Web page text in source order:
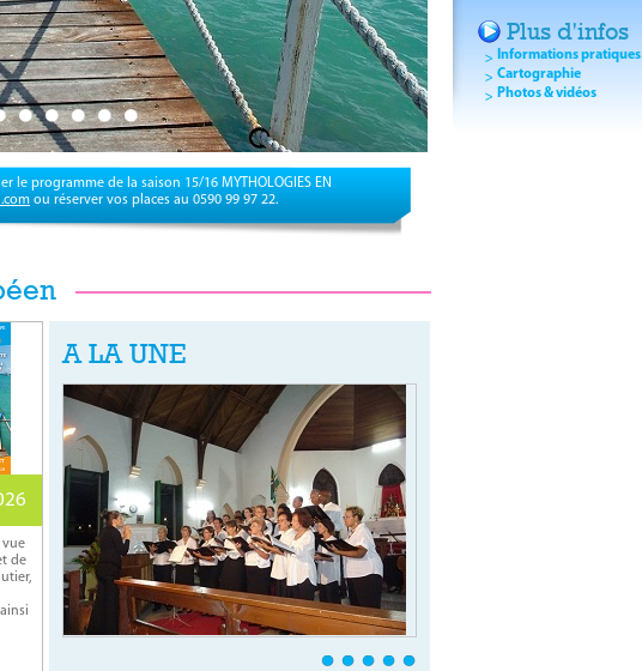
le programme de la saison 15/16 MYTHOLOGIES EN
ou réserver vos places au 0590 99 97 22.
vue
de
A LA UNE
Plus d'infos
Informations pratiques
Cartographie
Photos & vidéos